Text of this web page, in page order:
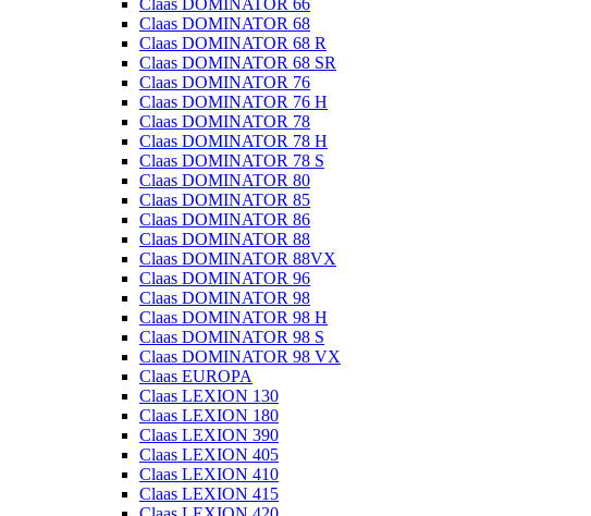
Claas DOMINATOR 66
Claas DOMINATOR 68
Claas DOMINATOR 68 R
Claas DOMINATOR 68 SR
Claas DOMINATOR 76
Claas DOMINATOR 76 H
Claas DOMINATOR 78
Claas DOMINATOR 78 H
Claas DOMINATOR 78 S
Claas DOMINATOR 80
Claas DOMINATOR 85
Claas DOMINATOR 86
Claas DOMINATOR 88
Claas DOMINATOR 88VX
Claas DOMINATOR 96
Claas DOMINATOR 98
Claas DOMINATOR 98 H
Claas DOMINATOR 98 S
Claas DOMINATOR 98 VX
Claas EUROPA
Claas LEXION 130
Claas LEXION 180
Claas LEXION 390
Claas LEXION 405
Claas LEXION 410
Claas LEXION 415